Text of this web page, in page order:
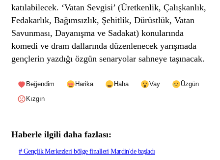
katılabilecek. ‘Vatan Sevgisi’ (Üretkenlik, Çalışkanlık,
Fedakarlık, Bağımsızlık, Şehitlik, Dürüstlük, Vatan
Savunması, Dayanışma ve Sadakat) konularında
komedi ve dram dallarında düzenlenecek yarışmada
gençlerin yazdığı özgün senaryolar sahneye taşınacak.
Beğendim Harika Haha Vay
Üzgün
Kızgın
Haberle ilgili daha fazlası:
# Gençlik Merkezleri bölge finalleri Mardin'de başladı